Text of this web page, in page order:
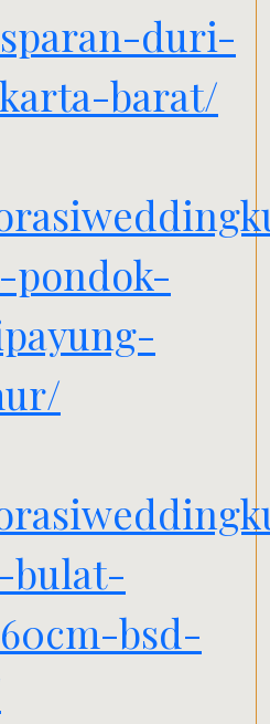
duri-
barat/
pondok-
bulat-
bsd-